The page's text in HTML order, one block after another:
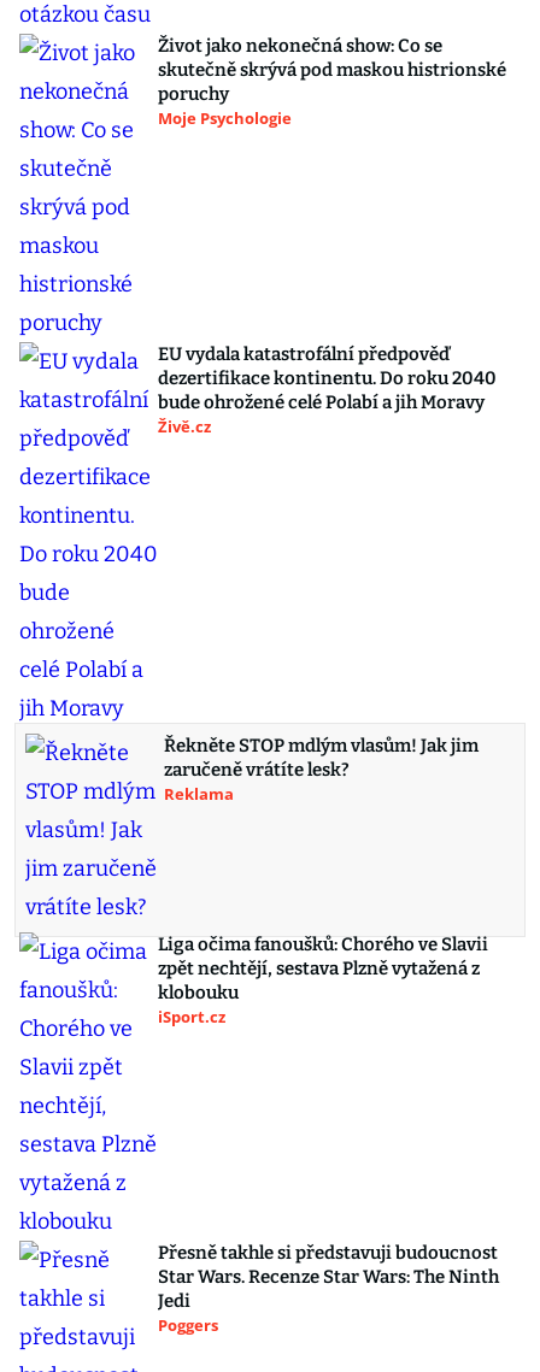
Život jako nekonečná show: Co se
skutečně skrývá pod maskou histrionské
poruchy
Moje Psychologie
EU vydala katastrofální předpověď
dezertifikace kontinentu. Do roku 2040
bude ohrožené celé Polabí a jih Moravy
Živě.cz
Řekněte STOP mdlým vlasům! Jak jim
zaručeně vrátíte lesk?
Reklama
Liga očima fanoušků: Chorého ve Slavii
zpět nechtějí, sestava Plzně vytažená z
klobouku
iSport.cz
Přesně takhle si představuji budoucnost
Star Wars. Recenze Star Wars: The Ninth
Jedi
Poggers